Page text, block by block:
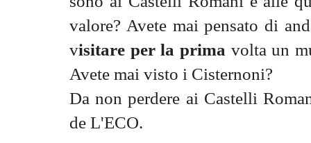
valore? Avete mai pensato di
visitare per la prima volta un
Avete mai visto i Cisternoni?
Da non perdere ai Castelli
de L'ECO.